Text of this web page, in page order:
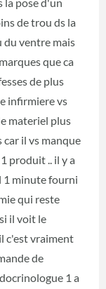
de trou ds la
du ventre mais
que ca
de plus
infirmiere vs
materiel plus
car il vs manque
produit .. il y a
1 minute fourni
qui reste
il voit le
c'est vraiment
de
1 a